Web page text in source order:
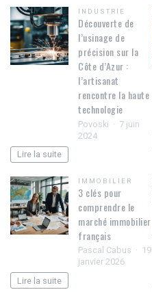
INDUSTRIE
Découverte de
l’usinage de
précision sur la
Côte d’Azur :
l’artisanat
rencontre la haute
technologie
Povoski
7 juin
2024
Lire la suite
IMMOBILIER
3 clés pour
comprendre le
marché immobilier
français
Pascal Cabus
19
janvier 2026
Lire la suite